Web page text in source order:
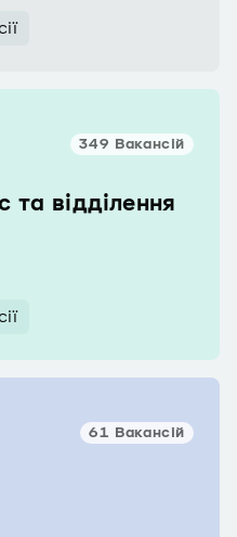
349 Вакансій
та відділення
61 Вакансій